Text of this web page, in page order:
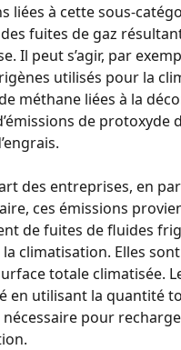
liées à cette sous-
fuites de gaz
Il peut s’agir, par
utilisés pour la
méthane liées à la
de protoxyde
des entreprises, en
ces émissions
de fuites de fluides
climatisation. Elles
totale climatisée.
en utilisant la quantité
pour